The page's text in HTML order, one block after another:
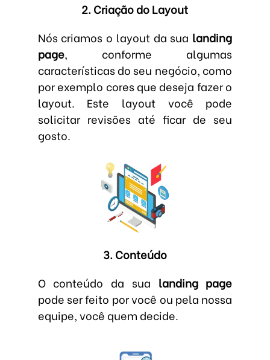
2. Criação do Layout
Nós criamos o layout da sua landing
page, conforme algumas
características do seu negócio, como
por exemplo cores que deseja fazer o
layout. Este layout você pode
solicitar revisões até ficar de seu
gosto.
3. Conteúdo
O conteúdo da sua landing page
pode ser feito por você ou pela nossa
equipe, você quem decide.